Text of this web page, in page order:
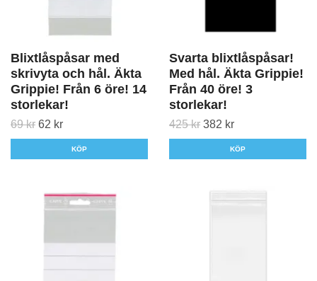
Blixtlåspåsar med
skrivyta och hål. Äkta
Grippie! Från 6 öre! 14
storlekar!
69 kr 62 kr
KÖP
Svarta blixtlåspåsar!
Med hål. Äkta Grippie!
Från 40 öre! 3
storlekar!
425 kr 382 kr
KÖP